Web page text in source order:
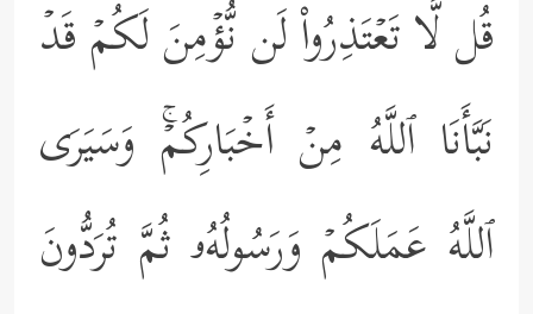
قُل لَّا تَعۡتَذِرُواْ لَن نُّؤۡمِنَ لَكُمۡ قَدۡ
نَبَّأَنَا ٱللَّهُ مِنۡ أَخۡبَارِكُمۡۚ وَسَیَرَى
ٱللَّهُ عَمَلَكُمۡ وَرَسُولُهُۥ ثُمَّ تُرَدُّونَ